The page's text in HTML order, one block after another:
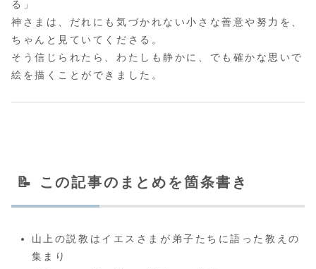
る」
神さまは、だれにも気づかれない小さな善意や努力を、
ちゃんと見ていてくださる。
そう信じられたら、わたしも静かに、でも確かな思いで
絵を描くことができました。
📝 この記事のまとめを箇条書き
山上の説教はイエスさまが弟子たちに語った教えの
集まり